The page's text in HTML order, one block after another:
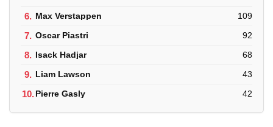
6. Max Verstappen 109
7. Oscar Piastri 92
8. Isack Hadjar 68
9. Liam Lawson 43
10.Pierre Gasly 42